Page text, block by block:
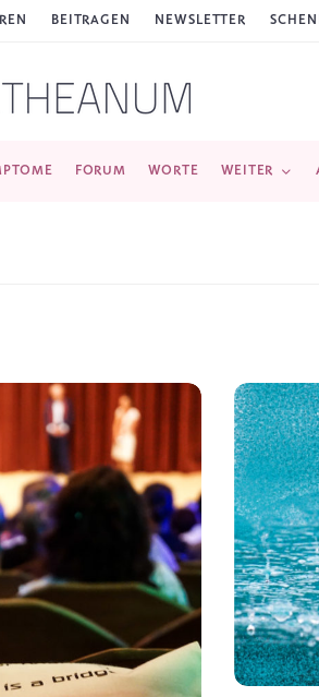
BEITRAGEN NEWSLETTER
FORUM WORTE WEITER